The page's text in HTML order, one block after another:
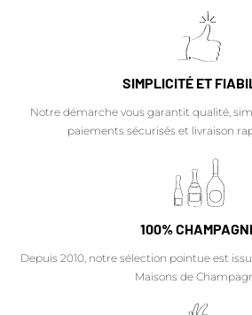
SIMPLICITÉ ET
Notre démarche vous garantit qualité,
paiements sécurisés et livraison
100%
Depuis 2010, notre sélection pointue est
Maisons de